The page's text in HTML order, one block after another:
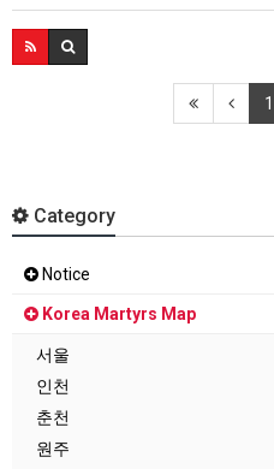
1
Category
Notice
Korea Martyrs Map
서울
인천
춘천
원주